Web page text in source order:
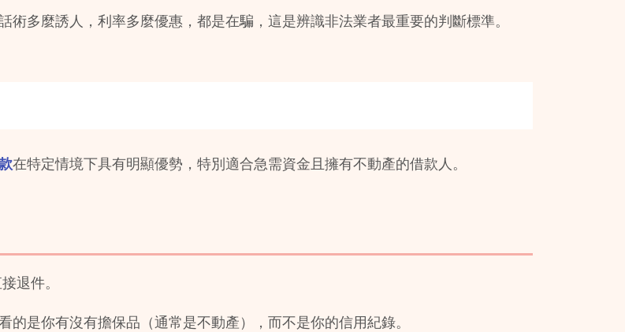
多麼誘人，利率多麼優惠，都是在騙，這是辨識非法業者最重要的判斷標準。
在特定情境下具有明顯優勢，特別適合急需資金且擁有不動產的借款人。
退件。
是你有沒有擔保品（通常是不動產），而不是你的信用紀錄。